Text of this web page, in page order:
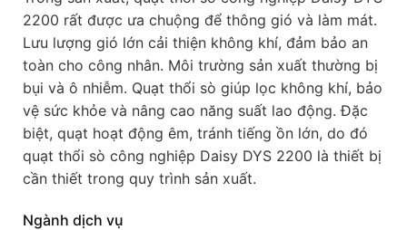
2200 rất được ưa chuộng để thông gió và làm mát.
Lưu lượng gió lớn cải thiện không khí, đảm bảo an
toàn cho công nhân. Môi trường sản xuất thường bị
bụi và ô nhiễm. Quạt thổi sò giúp lọc không khí, bảo
vệ sức khỏe và nâng cao năng suất lao động. Đặc
biệt, quạt hoạt động êm, tránh tiếng ồn lớn, do đó
quạt thổi sò công nghiệp Daisy DYS 2200 là thiết bị
cần thiết trong quy trình sản xuất.
Ngành dịch vụ